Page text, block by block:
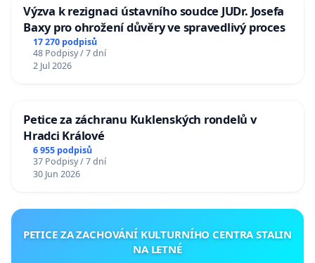
Výzva k rezignaci ústavního soudce JUDr. Josefa
Baxy pro ohrožení důvěry ve spravedlivý proces
17 270 podpisů
48 Podpisy / 7 dní
2 Jul 2026
Petice za záchranu Kuklenských rondelů v
Hradci Králové
6 955 podpisů
37 Podpisy / 7 dní
30 Jun 2026
PETICE ZA ZACHOVÁNÍ KULTURNÍHO CENTRA STALIN
NA LETNÉ